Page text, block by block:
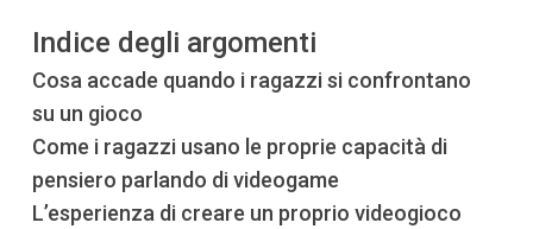
Indice degli argomenti
Cosa accade quando i ragazzi si confrontano
su un gioco
Come i ragazzi usano le proprie capacità di
pensiero parlando di videogame
L’esperienza di creare un proprio videogioco